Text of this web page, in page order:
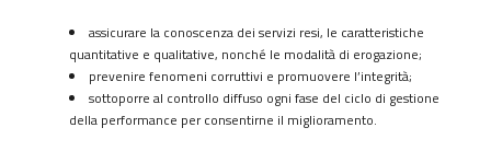
contratti
assicurare la conoscenza dei servizi resi, le caratteristiche
quantitative e qualitative, nonché le modalità di erogazione;
prevenire fenomeni corruttivi e promuovere l’integrità;
sottoporre al controllo diffuso ogni fase del ciclo di gestione
della performance per consentirne il miglioramento.